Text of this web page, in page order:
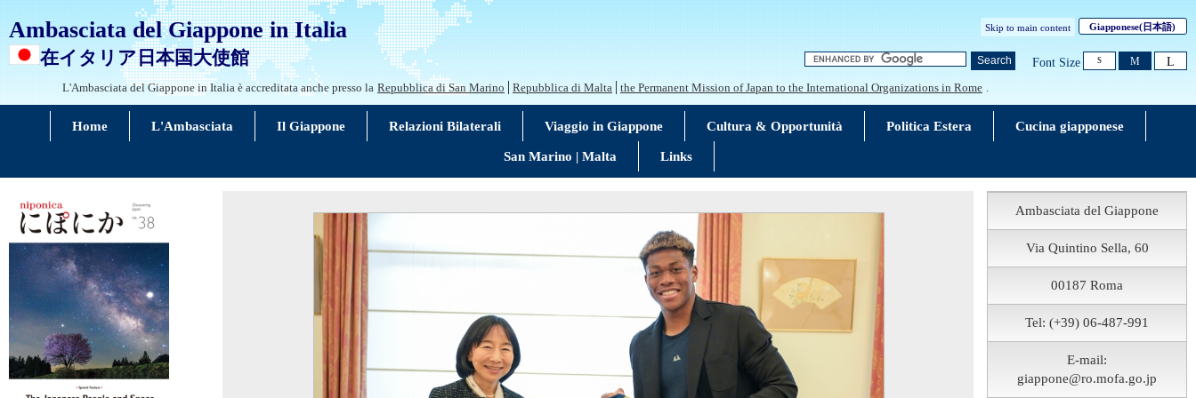
Ambasciata del Giappone in Italia
在イタリア日本国大使館
Skip to main content Giapponese(日本語)
Search Font Size S M L
L'Ambasciata del Giappone in Italia è accreditata anche presso la Repubblica di San Marino Repubblica di Malta the Permanent Mission of Japan to the International Organizations in Rome .
Home L'Ambasciata Il Giappone Relazioni Bilaterali Viaggio in Giappone Cultura & Opportunità Politica Estera Cucina giapponese
San Marino | Malta Links
Ambasciata del Giappone
Via Quintino Sella, 60
00187 Roma
Tel: (+39) 06-487-991
E-mail:
giappone@ro.mofa.go.jp